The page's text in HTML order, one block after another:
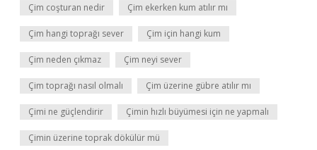
Çim coşturan nedir Çim ekerken kum atılır mı
Çim hangi toprağı sever Çim için hangi kum
Çim neden çıkmaz Çim neyi sever
Çim toprağı nasıl olmalı Çim üzerine gübre atılır mı
Çimi ne güçlendirir Çimin hızlı büyümesi için ne yapmalı
Çimin üzerine toprak dökülür mü